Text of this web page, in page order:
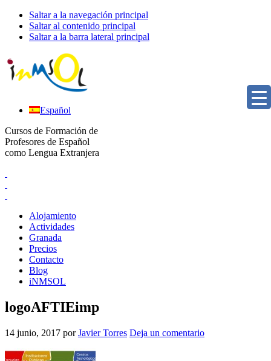
Saltar a la navegación principal
Saltar al contenido principal
Saltar a la barra lateral principal
Español
Cursos de Formación de
Profesores de Español
como Lengua Extranjera
Alojamiento
Actividades
Granada
Precios
Contacto
Blog
iNMSOL
logoAFTIEimp
14 junio, 2017 porJavier Torres Deja un comentario